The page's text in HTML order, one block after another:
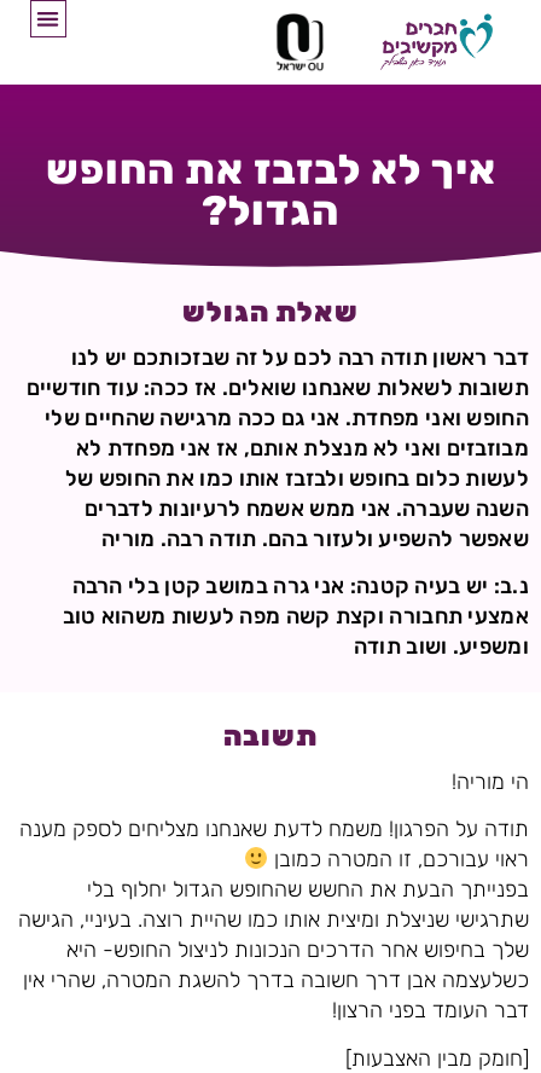
איך לא לבזבז את החופש
הגדול?
שאלת הגולש
דבר ראשון תודה רבה לכם על זה שבזכותכם יש לנו
תשובות לשאלות שאנחנו שואלים. אז ככה: עוד חודשיים
החופש ואני מפחדת. אני גם ככה מרגישה שהחיים שלי
מבוזבזים ואני לא מנצלת אותם, אז אני מפחדת לא
לעשות כלום בחופש ולבזבז אותו כמו את החופש של
השנה שעברה. אני ממש אשמח לרעיונות לדברים
שאפשר להשפיע ולעזור בהם. תודה רבה. מוריה
נ.ב: יש בעיה קטנה: אני גרה במושב קטן בלי הרבה
אמצעי תחבורה וקצת קשה מפה לעשות משהוא טוב
ומשפיע. ושוב תודה
תשובה
הי מוריה!
תודה על הפרגון! משמח לדעת שאנחנו מצליחים לספק מענה
ראוי עבורכם, זו המטרה כמובן
בפנייתך הבעת את החשש שהחופש הגדול יחלוף בלי
שתרגישי שניצלת ומיצית אותו כמו שהיית רוצה. בעיניי, הגישה
שלך בחיפוש אחר הדרכים הנכונות לניצול החופש- היא
כשלעצמה אבן דרך חשובה בדרך להשגת המטרה, שהרי אין
דבר העומד בפני הרצון!
[חומק מבין האצבעות]